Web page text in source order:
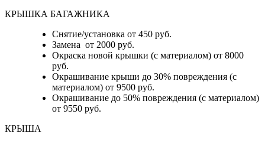
КРЫШКА БАГАЖНИКА
Снятие/установка от 450 руб.
Замена от 2000 руб.
Окраска новой крышки (с материалом) от 8000
руб.
Окрашивание крыши до 30% повреждения (с
материалом) от 9500 руб.
Окрашивание до 50% повреждения (с материалом)
от 9550 руб.
КРЫША